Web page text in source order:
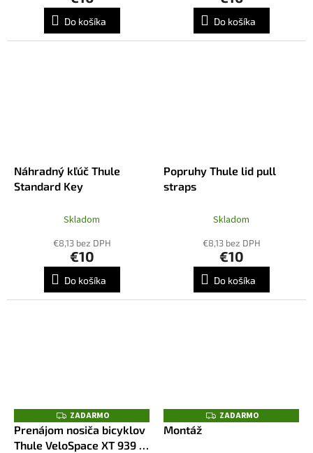
Do košíka Do košíka
Náhradný kľúč Thule
Standard Key
Skladom
€8,13 bez DPH
€10
Do košíka
Popruhy Thule lid pull
straps
Skladom
€8,13 bez DPH
€10
Do košíka
Z
A
D
A
ZADARMO
Prenájom nosiča bicyklov
Thule VeloSpace XT 939 +
Z
A
ZADARMO
Montáž